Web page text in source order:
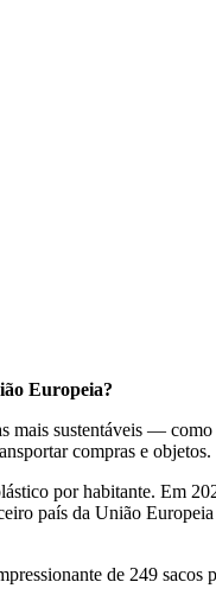
Europeia?
mais sustentáveis —
compras e objetos.
por habitante. Em
país da União
de 249 sacos